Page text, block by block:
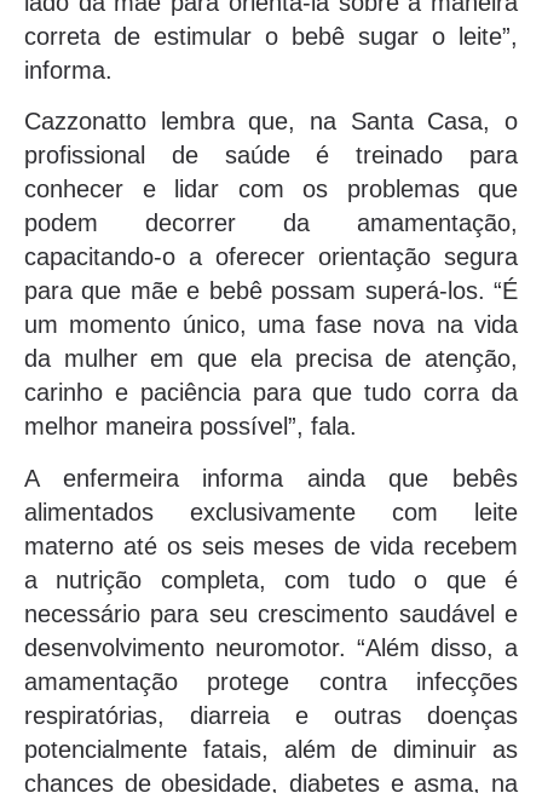
correta de estimular o bebê sugar o leite”,
informa.
Cazzonatto lembra que, na Santa Casa, o
profissional de saúde é treinado para
conhecer e lidar com os problemas que
podem decorrer da amamentação,
capacitando-o a oferecer orientação segura
para que mãe e bebê possam superá-los. “É
um momento único, uma fase nova na vida
da mulher em que ela precisa de atenção,
carinho e paciência para que tudo corra da
melhor maneira possível”, fala.
A enfermeira informa ainda que bebês
alimentados exclusivamente com leite
materno até os seis meses de vida recebem
a nutrição completa, com tudo o que é
necessário para seu crescimento saudável e
desenvolvimento neuromotor. “Além disso, a
amamentação protege contra infecções
respiratórias, diarreia e outras doenças
potencialmente fatais, além de diminuir as
chances de obesidade, diabetes e asma, na